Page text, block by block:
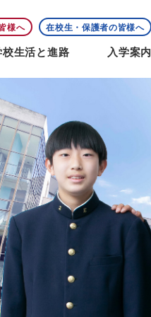
様へ 在校生・保護者の皆様へ
校生活と進路 入学案内